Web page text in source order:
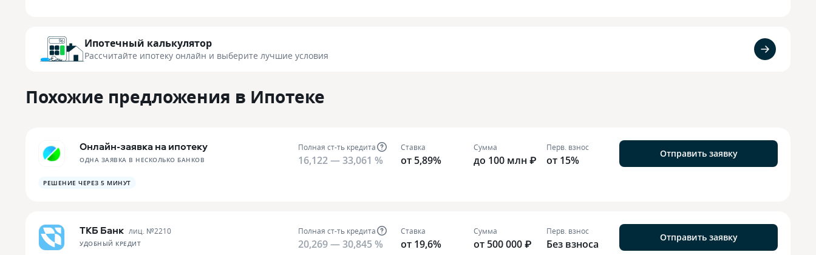
Ипотечный калькулятор
Рассчитайте ипотеку онлайн и выберите лучшие условия
Похожие предложения в Ипотеке
Онлайн-заявка на ипотеку
ОДНА ЗАЯВКА В НЕСКОЛЬКО БАНКОВ
Полная ст-ть кредита
16,122 — 33,061 %
Ставка
от 5,89%
Сумма
до 100 млн ₽
Перв. взнос
от 15%
Отправить заявку
РЕШЕНИЕ ЧЕРЕЗ 5 МИНУТ
ТКБ Банк лиц. №2210
УДОБНЫЙ КРЕДИТ
Полная ст-ть кредита
20,269 — 30,845 %
Ставка
от 19,6%
Сумма
от 500 000 ₽
Перв. взнос
Без взноса
Отправить заявку